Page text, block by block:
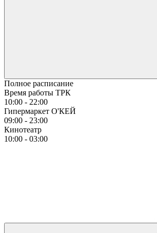
Полное расписание
Время работы ТРК
10:00 - 22:00
Гипермаркет О'КЕЙ
09:00 - 23:00
Кинотеатр
10:00 - 03:00